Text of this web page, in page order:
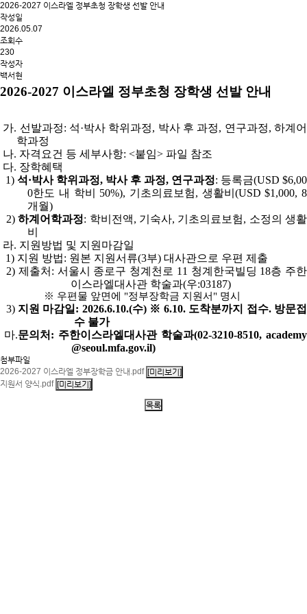
2026-2027 이스라엘 정부초청 장학생 선발 안내
작성일
2026.05.07
조회수
230
작성자
백서현
2026-2027 이스라엘 정부초청 장학생 선발 안내
가. 선발과정: 석·박사 학위과정, 박사 후 과정, 연구과정, 하계어
학과정
나. 자격요건 등 세부사항: <붙임> 파일 참조
다. 장학혜택
1) 석·박사 학위과정, 박사 후 과정, 연구과정: 등록금(USD $6,00
0한도 내 학비 50%), 기초의료보험, 생활비(USD $1,000, 8
개월)
2)하계어학과정: 학비전액, 기숙사, 기초의료보험, 소정의 생활
비
라. 지원방법 및 지원마감일
1) 지원 방법: 원본 지원서류(3부) 대사관으로 우편 제출
2) 제출처: 서울시 종로구 청계천로 11 청계한국빌딩 18층 주한
이스라엘대사관 학술과(우:03187)
※ 우편물 앞면에 "정부장학금 지원서" 명시
3) 지원 마감일: 2026.6.10.(수) ※ 6.10. 도착분까지 접수. 방문접
수 불가
마.문의처: 주한이스라엘대사관 학술과(02-3210-8510, academy
@seoul.mfa.gov.il)
첨부파일
2026-2027 이스라엘 정부장학금 안내.pdf
지원서 양식.pdf